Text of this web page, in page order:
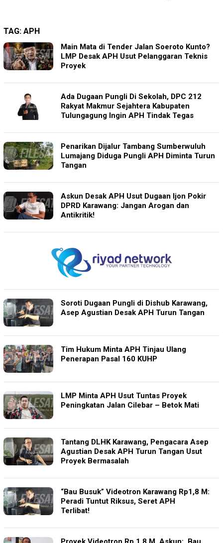
TAG: APH
Main Mata di Tender Jalan Soeroto Kunto?
LMP Desak APH Usut Pelanggaran Teknis
Proyek
Ada Dugaan Pungli Di Sekolah, DPC 212
Rakyat Makmur Sejahtera Kabupaten
Tulungagung Ingin APH Tindak Tegas
Penarikan Dijalur Tambang Sumberwuluh
Lumajang Diduga Pungli APH Diminta Turun
Tangan
Askun Desak APH Usut Dugaan Ijon Pokir
DPRD Karawang: Jangan Arogan dan
Antikritik!
Soroti Dugaan Pungli di Dishub Karawang,
Asep Agustian Desak APH Turun Tangan
Tim Hukum Minta APH Tinjau Ulang
Penerapan Pasal 160 KUHP
LMP Minta APH Usut Tuntas Proyek
Peningkatan Jalan Cilebar – Betok Mati
Tantang DLHK Karawang, Pengacara Asep
Agustian Desak APH Turun Tangan Usut
Proyek Bermasalah
“Bau Busuk” Videotron Karawang Rp1,8 M:
Peradi Tuntut Riksus, Seret APH
Terlibat!